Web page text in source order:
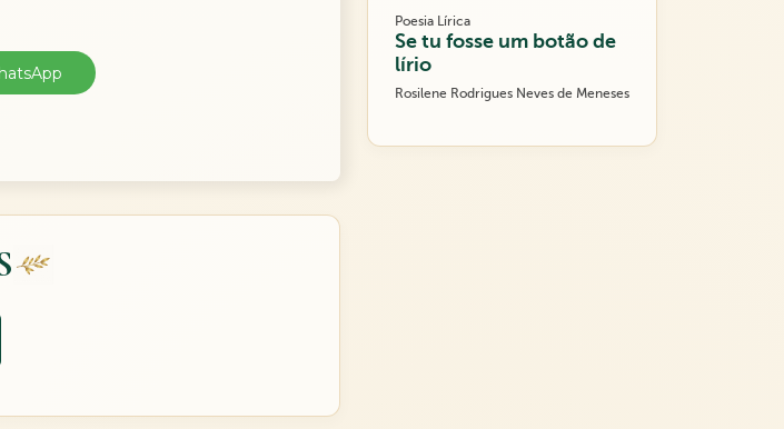
Poesia Lírica
Se tu fosse um botão de
lírio
Rosilene Rodrigues Neves de Meneses